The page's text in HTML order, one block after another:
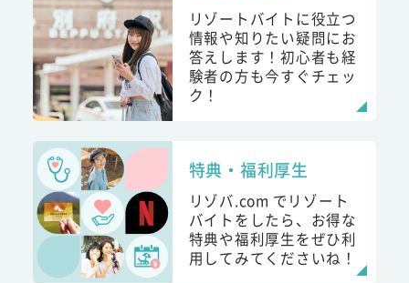
リゾートバイトに役立つ
情報や知りたい疑問にお
答えします！初心者も経
験者の方も今すぐチェッ
ク！
特典・福利厚生
リゾバ.com でリゾート
バイトをしたら、お得な
特典や福利厚生をぜひ利
用してみてくださいね！